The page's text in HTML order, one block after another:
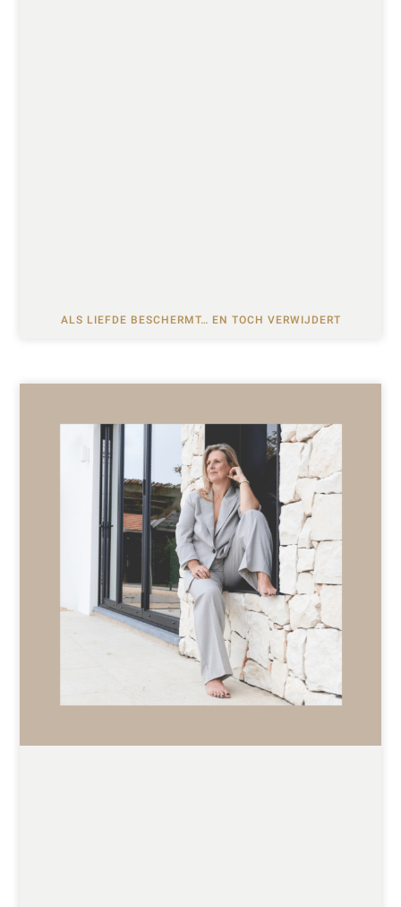
ALS LIEFDE BESCHERMT… EN TOCH VERWIJDERT